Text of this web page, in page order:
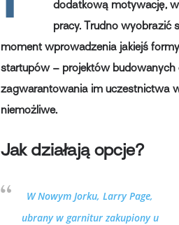
dodatkową motywację,
pracy. Trudno wyobrazić
moment wprowadzenia jakiejś
startupów – projektów
zagwarantowania im uczestnictwa
niemożliwe.
Jak działają opcje?
W Nowym Jorku, Larry Page,
ubrany w garnitur zakupiony u